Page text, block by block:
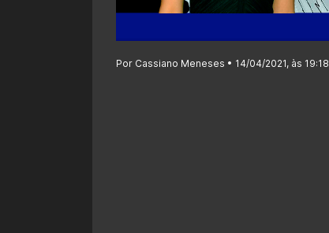
Por Cassiano Meneses • 14/04/2021, às 19:18